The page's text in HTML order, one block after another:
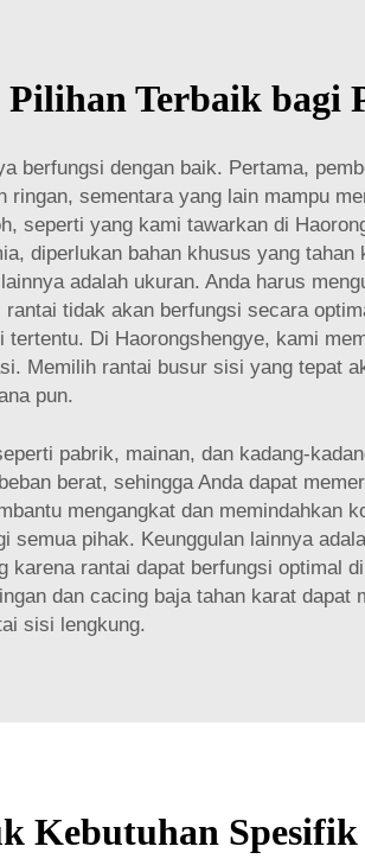
Terbaik bagi
dengan baik. Pertama,
sementara yang lain mampu
seperti yang kami tawarkan di
diperlukan bahan khusus yang
adalah ukuran. Anda harus
tidak akan berfungsi secara
Di Haorongshengye, kami
Memilih rantai busur sisi yang tepat
pun.
pabrik, mainan, dan kadang-
berat, sehingga Anda dapat
mengangkat dan memindahkan
semua pihak. Keunggulan lainnya
rantai dapat berfungsi optimal
dan cacing baja tahan karat dapat
sisi lengkung.
Kebutuhan